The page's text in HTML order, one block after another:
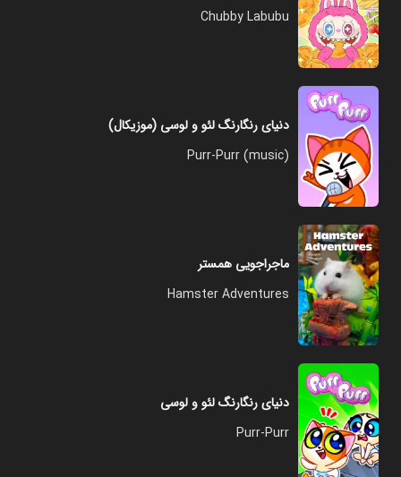
Chubby Labubu
دنیای رنگارنگ لئو و لوسی (موزیکال)
Purr-Purr (music)
ماجراجویی همستر
Hamster Adventures
دنیای رنگارنگ لئو و لوسی
Purr-Purr